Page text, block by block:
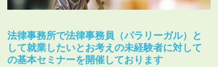
法律事務所で法律事務員（パラリーガル）と
して就業したいとお考えの未経験者に対して
の基本セミナーを開催しております